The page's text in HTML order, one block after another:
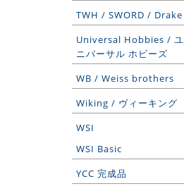
TWH / SWORD / Drake
Universal Hobbies / ユ
ニバーサル ホビーズ
WB / Weiss brothers
Wiking / ヴィーキング
WSI
WSI Basic
YCC 完成品